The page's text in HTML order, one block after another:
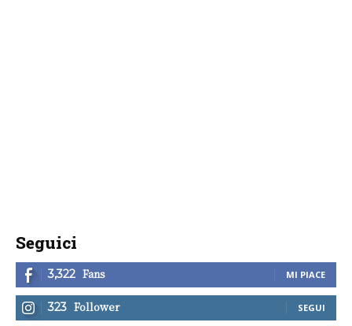
Seguici
3,322 Fans MI PIACE
323 Follower SEGUI